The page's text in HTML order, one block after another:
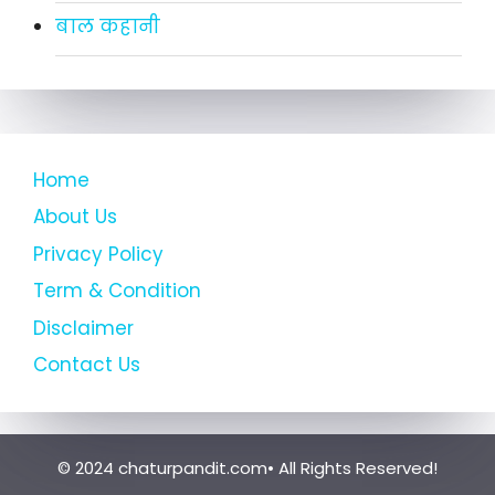
बाल कहानी
Home
About Us
Privacy Policy
Term & Condition
Disclaimer
Contact Us
© 2024 chaturpandit.com• All Rights Reserved!